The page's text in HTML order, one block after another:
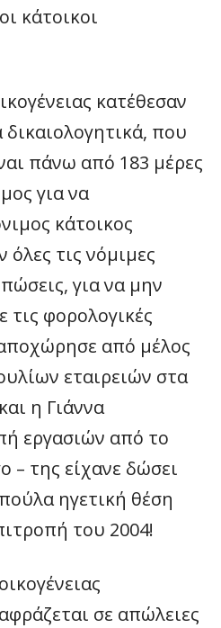
κάτοικοι
κατέθεσαν
που
πάνω από 183 μέρες
για να
κάτοικος
όλες τις νόμιμες
για να μην
φορολογικές
από μέλος
εταιρειών στα
η Γιάννα
εργασιών από το
– της είχανε δώσει
ηγετική θέση
του 2004!
σε απώλειες